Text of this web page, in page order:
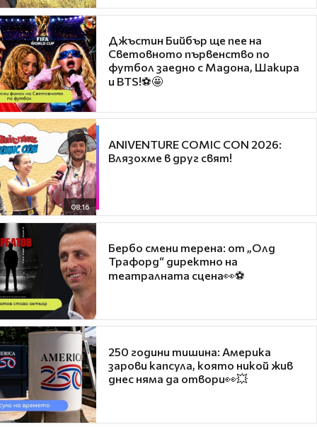
Джъстин Бийбър ще пее на
Световното първенство по
футбол заедно с Мадона, Шакира
и BTS!⚽🤩
08:16
ANIVENTURE COMIC CON 2026:
Влязохме в друг свят!
Бербо смени терена: от „Олд
Трафорд“ директно на
театралната сцена👀⚽
250 години тишина: Америка
зарови капсула, която никой жив
днес няма да отвори👀💥